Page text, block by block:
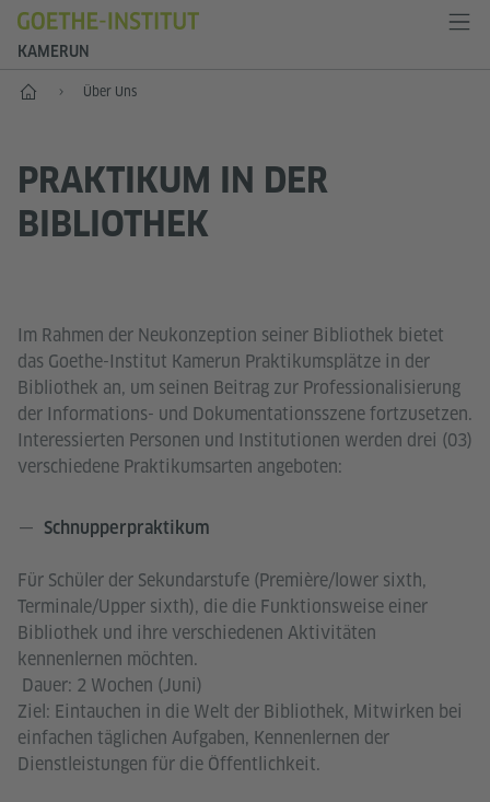
KAMERUN
Start Über Uns
PRAKTIKUM IN DER
BIBLIOTHEK
Im Rahmen der Neukonzeption seiner Bibliothek bietet
das Goethe-Institut Kamerun Praktikumsplätze in der
Bibliothek an, um seinen Beitrag zur Professionalisierung
der Informations- und Dokumentationsszene fortzusetzen.
Interessierten Personen und Institutionen werden drei (03)
verschiedene Praktikumsarten angeboten:
Schnupperpraktikum
Für Schüler der Sekundarstufe (Première/lower sixth,
Terminale/Upper sixth), die die Funktionsweise einer
Bibliothek und ihre verschiedenen Aktivitäten
kennenlernen möchten.
Dauer: 2 Wochen (Juni)
Ziel: Eintauchen in die Welt der Bibliothek, Mitwirken bei
einfachen täglichen Aufgaben, Kennenlernen der
Dienstleistungen für die Öffentlichkeit.